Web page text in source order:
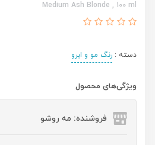
Medium Ash Blonde , 100 ml
دسته : رنگ مو و ابرو
ویژگی‌های محصول
فروشنده: مه رو‌شو